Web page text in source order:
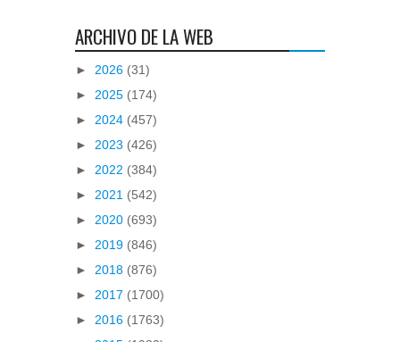
ARCHIVO DE LA WEB
► 2026 (31)
► 2025 (174)
► 2024 (457)
► 2023 (426)
► 2022 (384)
► 2021 (542)
► 2020 (693)
► 2019 (846)
► 2018 (876)
► 2017 (1700)
► 2016 (1763)